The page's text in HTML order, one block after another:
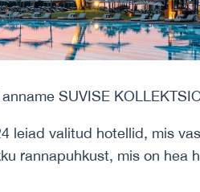
SUVISE
leiad valitud hotellid, mis
rannapuhkust, mis on